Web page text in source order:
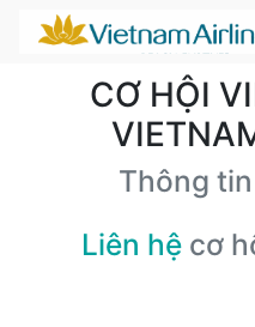
CƠ HỘI
Thông
Liên hệ cơ